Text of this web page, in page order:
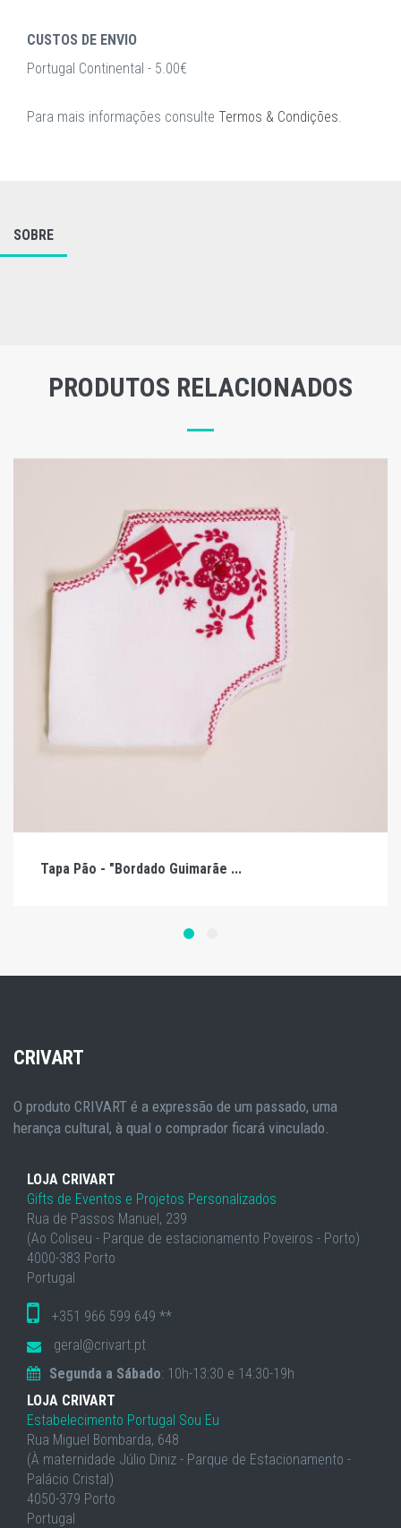
CUSTOS DE ENVIO
Portugal Continental - 5.00€
Para mais informações consulte Termos & Condições.
SOBRE
PRODUTOS RELACIONADOS
Tapa Pão - "Bordado Guimarãe ...
CRIVART
O produto CRIVART é a expressão de um passado, uma
herança cultural, à qual o comprador ficará vinculado.
LOJA CRIVART
Gifts de Eventos e Projetos Personalizados
Rua de Passos Manuel, 239
(Ao Coliseu - Parque de estacionamento Poveiros - Porto)
4000-383 Porto
Portugal
+351 966 599 649 **
geral@crivart.pt
Segunda a Sábado: 10h-13:30 e 14:30-19h
LOJA CRIVART
Estabelecimento Portugal Sou Eu
Rua Miguel Bombarda, 648
(À maternidade Júlio Diniz - Parque de Estacionamento -
Palácio Cristal)
4050-379 Porto
Portugal